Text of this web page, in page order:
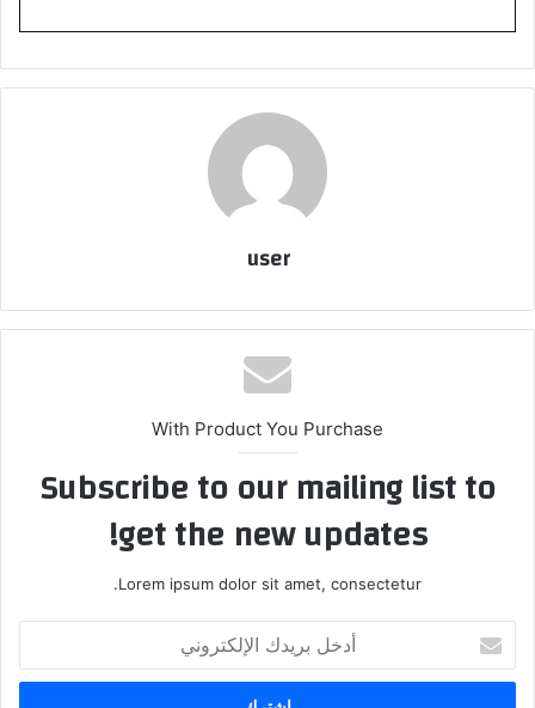
user
With Product You Purchase
Subscribe to our mailing list to
get the new updates!
Lorem ipsum dolor sit amet, consectetur.
بريدك
الإلكتروني